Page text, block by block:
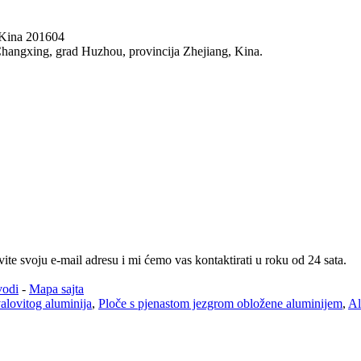
201604
grad Huzhou, provincija Zhejiang, Kina.
svoju e-mail adresu i mi ćemo vas kontaktirati u roku od 24 sata.
- Mapa sajta
aluminija, Ploče s pjenastom jezgrom obložene aluminijem,